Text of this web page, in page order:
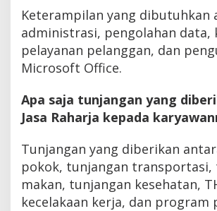
Keterampilan yang dibutuhkan
administrasi, pengolahan data,
pelayanan pelanggan, dan
Microsoft Office.
Apa saja tunjangan yang
Jasa Raharja kepada
Tunjangan yang diberikan
pokok, tunjangan transportasi,
makan, tunjangan kesehatan,
kecelakaan kerja, dan program